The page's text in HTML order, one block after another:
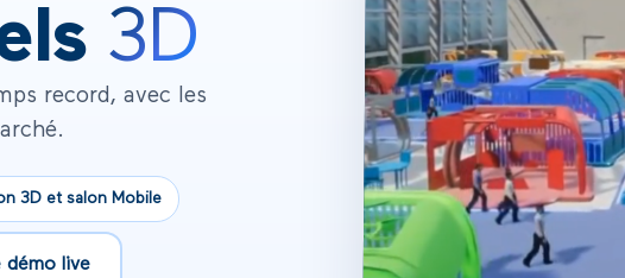
3D
record, avec les
3D et salon Mobile
démo live